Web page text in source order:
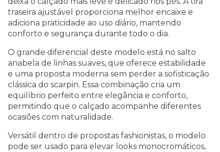
traseira ajustável proporciona melhor encaixe e
adiciona praticidade ao uso diário, mantendo
conforto e segurança durante todo o dia.
O grande diferencial deste modelo está no salto
anabela de linhas suaves, que oferece estabilidade
e uma proposta moderna sem perder a sofisticação
clássica do scarpin. Essa combinação cria um
equilíbrio perfeito entre elegância e conforto,
permitindo que o calçado acompanhe diferentes
ocasiões com naturalidade.
Versátil dentro de propostas fashionistas, o modelo
pode ser usado para elevar looks monocromáticos,